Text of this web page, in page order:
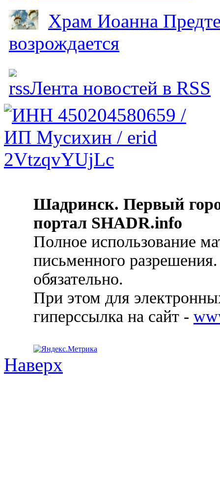
Храм Иоанна
возрождается
Лента новостей в RSS
Шадринск. Первый
портал SHADR.info
Полное использование
письменного
обязательно.
При этом для
гиперссылка на сайт -
Наверх